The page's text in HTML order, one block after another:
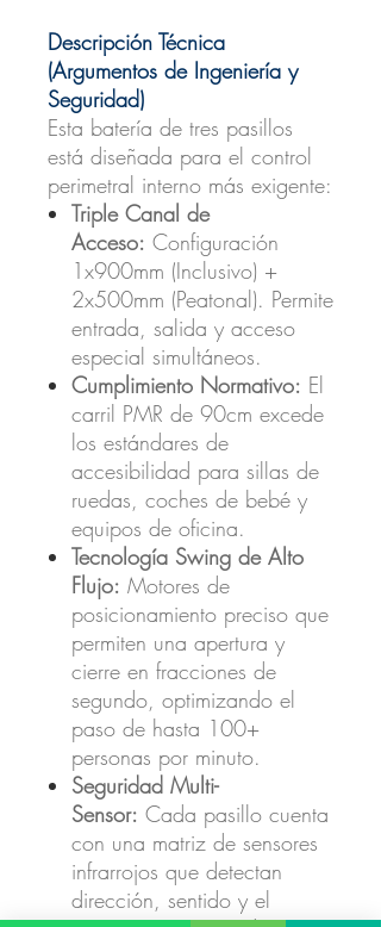
Descripción Técnica
(Argumentos de Ingeniería y
Seguridad)
Esta batería de tres pasillos
está diseñada para el control
perimetral interno más exigente:
Triple Canal de
Acceso: Configuración
1x900mm (Inclusivo) +
2x500mm (Peatonal). Permite
entrada, salida y acceso
especial simultáneos.
Cumplimiento Normativo: El
carril PMR de 90cm excede
los estándares de
accesibilidad para sillas de
ruedas, coches de bebé y
equipos de oficina.
Tecnología Swing de Alto
Flujo: Motores de
posicionamiento preciso que
permiten una apertura y
cierre en fracciones de
segundo, optimizando el
paso de hasta 100+
personas por minuto.
Seguridad Multi-
Sensor: Cada pasillo cuenta
con una matriz de sensores
infrarrojos que detectan
dirección, sentido y el